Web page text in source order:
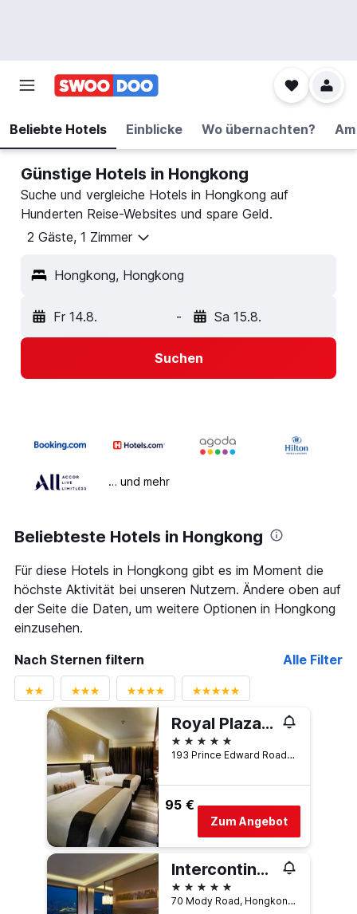
Beliebte Hotels Einblicke Wo übernachten?
Günstige Hotels in Hongkong
Suche und vergleiche Hotels in Hongkong auf
Hunderten Reise-Websites und spare Geld.
2 Gäste, 1 Zimmer
Hongkong, Hongkong
Fr 14.8. - Sa 15.8.
Suchen
… und mehr
Beliebteste Hotels in Hongkong
Für diese Hotels in Hongkong gibt es im Moment die
höchste Aktivität bei unseren Nutzern. Ändere oben auf
der Seite die Daten, um weitere Optionen in Hongkong
einzusehen.
Nach Sternen filtern
Alle Filter
Royal Plaza Hotel
5 Sterne
193 Prince Edward Road West, Hongkong, Hongkong
95 €
Zum Angebot
Intercontinental Hotels Grand Stanford Hong Kong By IHG
5 Sterne
70 Mody Road, Hongkong, Hongkong